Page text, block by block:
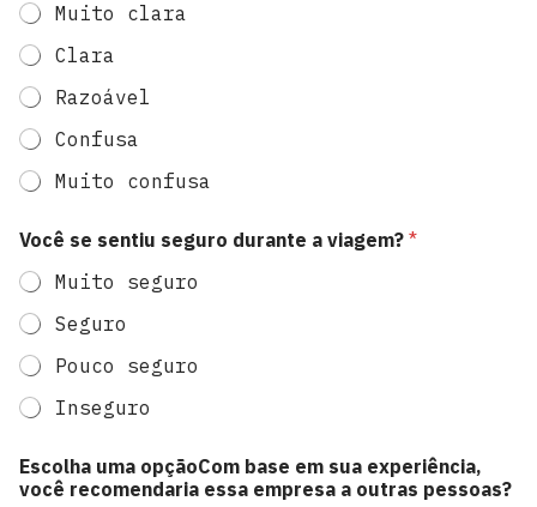
Muito clara
Clara
Razoável
Confusa
Muito confusa
Você se sentiu seguro durante a viagem? *
Muito seguro
Seguro
Pouco seguro
Inseguro
Escolha uma opçãoCom base em sua experiência,
você recomendaria essa empresa a outras pessoas?